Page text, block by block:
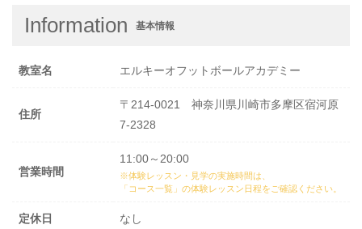
Information 基本情報
教室名 エルキーオフットボールアカデミー
住所
〒214-0021 神奈川県川崎市多摩区宿河原
7-2328
営業時間
11:00～20:00
※体験レッスン・見学の実施時間は、
「コース一覧」の体験レッスン日程をご確認ください。
定休日 なし